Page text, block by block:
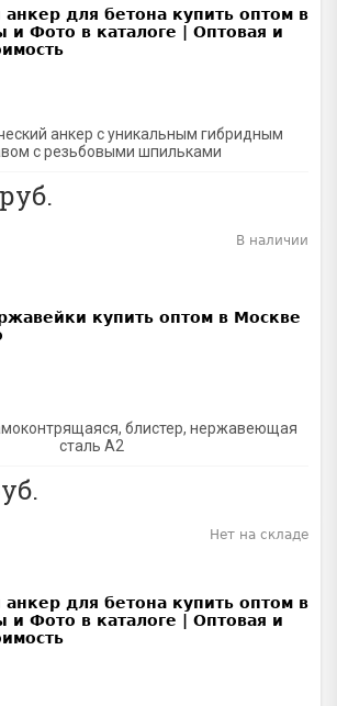
анкер с уникальным гибридным
с резьбовыми шпильками
руб.
блистер, нержавеющая
сталь A2
В наличии
Нет на складе